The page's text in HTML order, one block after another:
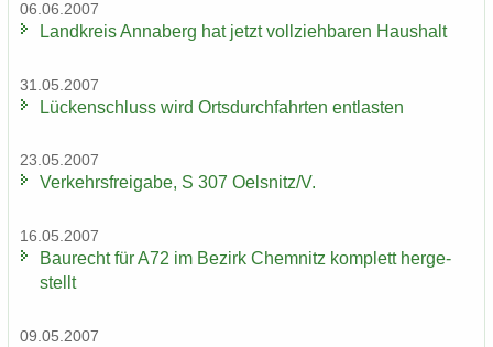
06.06.2007
Land­kreis An­na­berg hat jetzt voll­zieh­ba­ren Haus­halt
31.05.2007
Lü­cken­schluss wird Orts­durch­fahr­ten ent­las­ten
23.05.2007
Ver­kehrs­frei­ga­be, S 307 Oels­nitz/V.
16.05.2007
Bau­recht für A72 im Be­zirk Chem­nitz kom­plett her­ge­
stellt
09.05.2007